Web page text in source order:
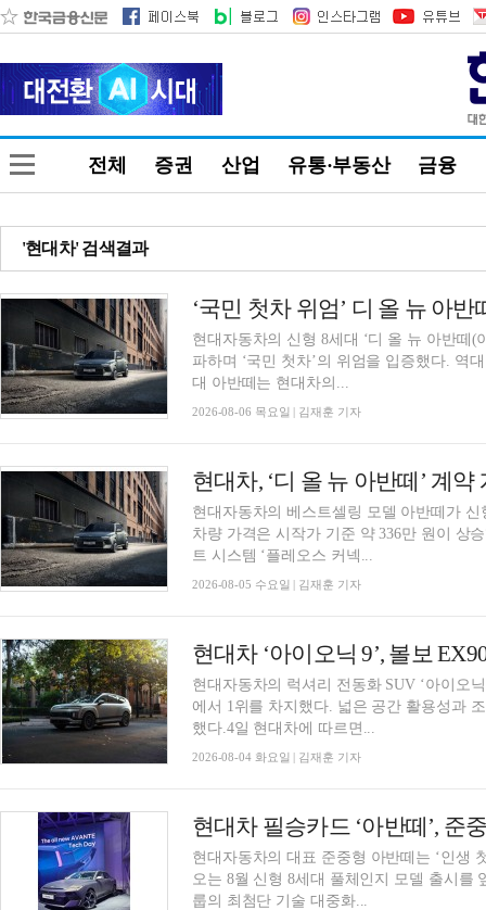
전체 증권 산업 유통·부동산 금융
'현대차' 검색결과
‘국민 첫차 위엄’ 디 올 뉴 아
현대자동차의 신형 8세대 ‘디 올 뉴 아반떼
파하며 ‘국민 첫차’의 위엄을 입증했다. 역
대 아반떼는 현대차의...
2026-08-06 목요일 | 김재훈 기자
현대차, ‘디 올 뉴 아반떼’ 계
현대자동차의 베스트셀링 모델 아반떼가
차량 가격은 시작가 기준 약 336만 원이 상
트 시스템 ‘플레오스 커넥...
2026-08-05 수요일 | 김재훈 기자
현대차 ‘아이오닉 9’, 볼보
현대자동차의 럭셔리 전동화 SUV ‘아이오
에서 1위를 차지했다. 넓은 공간 활용성과
했다.4일 현대차에 따르면...
2026-08-04 화요일 | 김재훈 기자
현대자동차의 대표 준중형 아반떼는 ‘인생
오는 8월 신형 8세대 풀체인지 모델 출시를
룹의 최첨단 기술 대중화...